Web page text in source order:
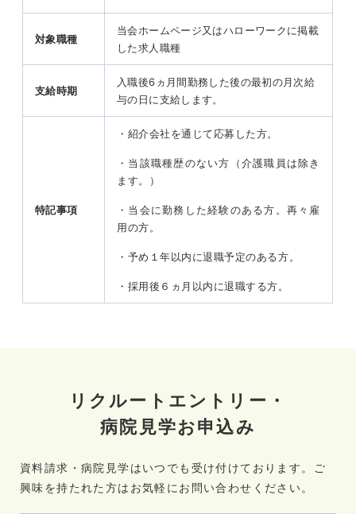
対象職種
当会ホームページ又はハローワークに掲載
した求人職種
支給時期
入職後6 ヵ月間勤務した後の最初の月次給
与の日に支給します。
特記事項
・紹介会社を通じて応募した方。
・当該職種歴のない方（介護職員は除き
ます。）
・当会に勤務した経験のある方。再々雇
用の方。
・予め１年以内に退職予定のある方。
・採用後６ヵ月以内に退職する方。
リクルートエントリー・
病院見学お申込み
資料請求・病院見学はいつでも受け付けております。ご
興味を持たれた方は お気軽にお問い合わせください。